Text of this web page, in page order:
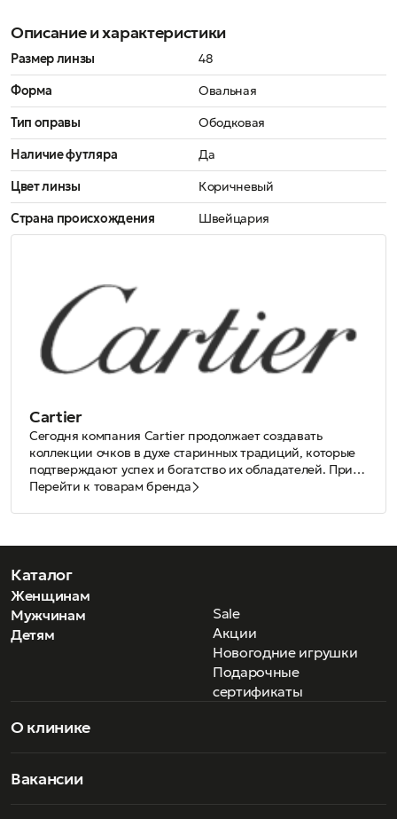
Описание и характеристики
Размер линзы
48
Форма
Овальная
Тип оправы
Ободковая
Наличие футляра
Да
Цвет линзы
Коричневый
Страна происхождения
Швейцария
Cartier
Сегодня компания Сartier продолжает создавать
коллекции очков в духе старинных традиций, которые
подтверждают успех и богатство их обладателей. При
изготовлении очков используются благородные
полировка, лакирование и скульптурная лепка. Стоит
сложности 180 различных манипуляций, а готовые
изделия проходят 25 различных тестов.
Перейти к товарам бренда
Каталог
Женщинам
Мужчинам
Детям
Sale
Акции
Новогодние игрушки
Подарочные
сертификаты
О клинике
Вакансии